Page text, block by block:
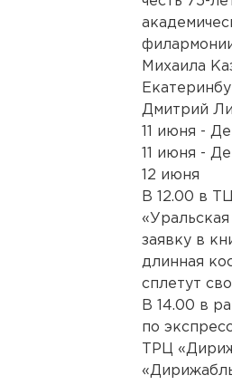
Михаила
Дмитрий
11 июня -
11 июня -
12 июня
В 12.00 в
заявку в
длинная
сплетут
В 14.00 в
по
ТРЦ